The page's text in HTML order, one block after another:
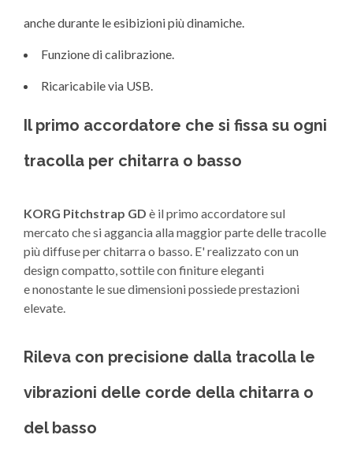
anche durante le esibizioni più dinamiche.
Funzione di calibrazione.
Ricaricabile via USB.
Il primo accordatore che si fissa su ogni
tracolla per chitarra o basso
KORG Pitchstrap GD è il primo accordatore sul
mercato che si aggancia alla maggior parte delle tracolle
più diffuse per chitarra o basso. E' realizzato con un
design compatto, sottile con finiture eleganti
e nonostante le sue dimensioni possiede prestazioni
elevate.
Rileva con precisione dalla tracolla le
vibrazioni delle corde della chitarra o
del basso